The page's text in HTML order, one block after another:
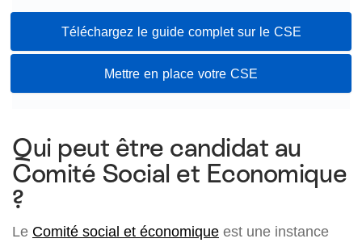
Téléchargez le guide complet sur le CSE
Mettre en place votre CSE
Qui peut être candidat au
Comité Social et Economique
?
Le Comité social et économique est une instance